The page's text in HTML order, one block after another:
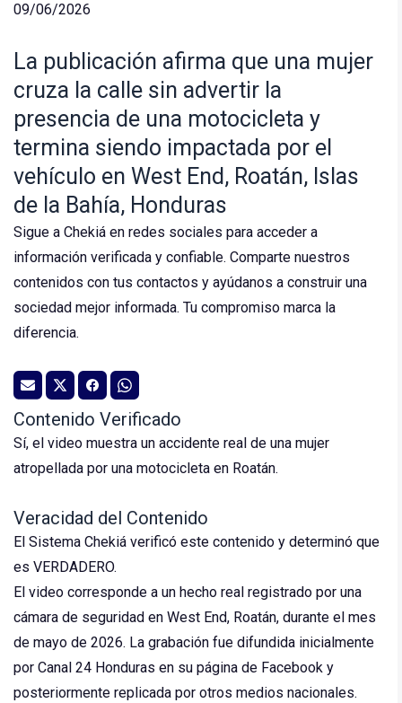
09/06/2026
La publicación afirma que una mujer
cruza la calle sin advertir la
presencia de una motocicleta y
termina siendo impactada por el
vehículo en West End, Roatán, Islas
de la Bahía, Honduras
Sigue a Chekiá en redes sociales para acceder a
información verificada y confiable. Comparte nuestros
contenidos con tus contactos y ayúdanos a construir una
sociedad mejor informada. Tu compromiso marca la
diferencia.
Contenido Verificado
Sí, el video muestra un accidente real de una mujer
atropellada por una motocicleta en Roatán.
Veracidad del Contenido
El Sistema Chekiá verificó este contenido y determinó que
es VERDADERO.
El video corresponde a un hecho real registrado por una
cámara de seguridad en West End, Roatán, durante el mes
de mayo de 2026. La grabación fue difundida inicialmente
por Canal 24 Honduras en su página de Facebook y
posteriormente replicada por otros medios nacionales.